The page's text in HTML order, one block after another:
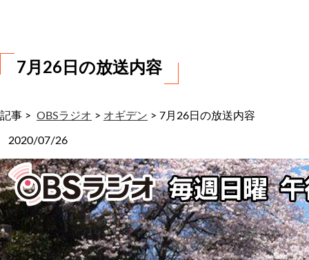
7月26日の放送内容
記事 > OBSラジオ > オギデン > 7月26日の放送内容
2020/07/26